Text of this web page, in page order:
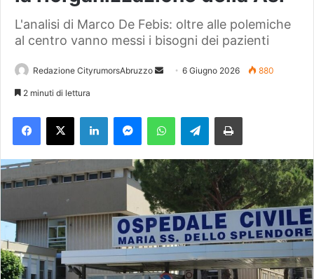
L'analisi di Marco De Febis: oltre alle polemiche
al centro vanno messi i bisogni dei pazienti
Redazione CityrumorsAbruzzo
a
n
e
m
a
i
l
6 Giugno 2026 880
2 minuti di lettura
Telegram